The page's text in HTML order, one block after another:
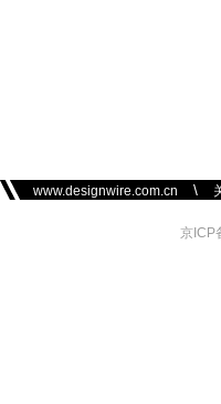
www.designwire.com.cn \
京ICP